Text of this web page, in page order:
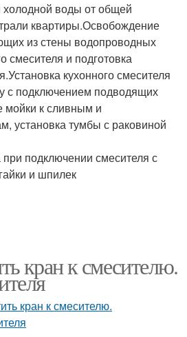
холодной воды от общей
квартиры.Освобождение
из стены водопроводных
смесителя и подготовка
кухонного смесителя
с подключением подводящих
к сливным и
установка тумбы с раковиной
подключении смесителя с
и шпилек
кран к смесителю.